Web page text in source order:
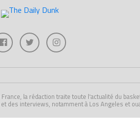
la rédaction traite toute l'actualité du
des interviews, notamment à Los Angeles et